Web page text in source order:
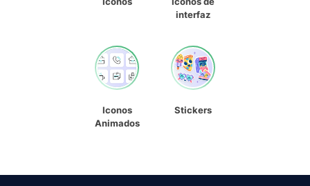
interfaz
Iconos
Animados
Stickers